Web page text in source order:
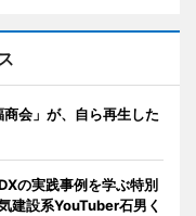
会」が、自ら再生した
の実践事例を学ぶ特別
建設系YouTuber石男く